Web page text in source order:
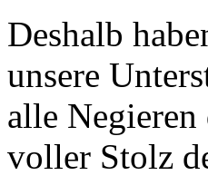
Deshalb
unsere
alle Negieren
voller Stolz